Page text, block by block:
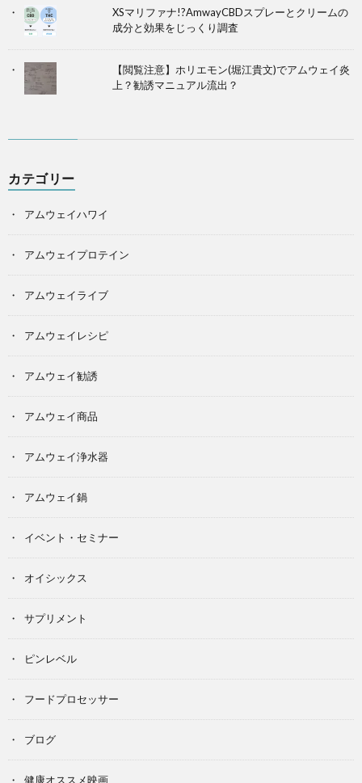
XSマリファナ!?AmwayCBDスプレーとクリームの
成分と効果をじっくり調査
【閲覧注意】ホリエモン(堀江貴文)でアムウェイ炎
上？勧誘マニュアル流出？
カテゴリー
アムウェイハワイ
アムウェイプロテイン
アムウェイライブ
アムウェイレシピ
アムウェイ勧誘
アムウェイ商品
アムウェイ浄水器
アムウェイ鍋
イベント・セミナー
オイシックス
サプリメント
ピンレベル
フードプロセッサー
ブログ
健康オススメ映画